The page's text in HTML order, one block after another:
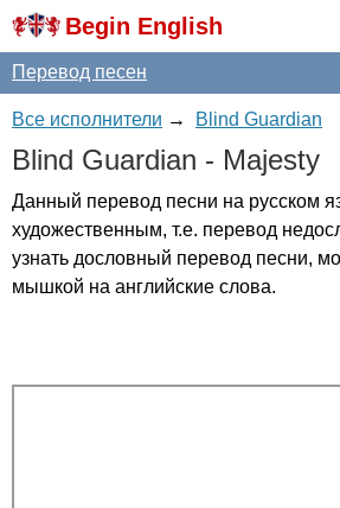
Begin English
Перевод песен
Все исполнители → Blind Guardian
Blind Guardian - Majesty
Данный перевод песни на русском
художественным, т.е. перевод
узнать дословный перевод песни,
мышкой на английские слова.